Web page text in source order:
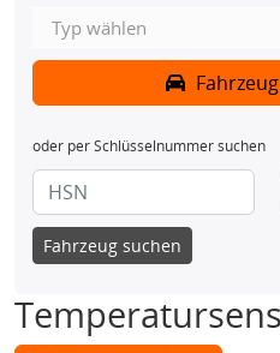
oder per Schlüsselnummer suchen
Fahrzeug suchen